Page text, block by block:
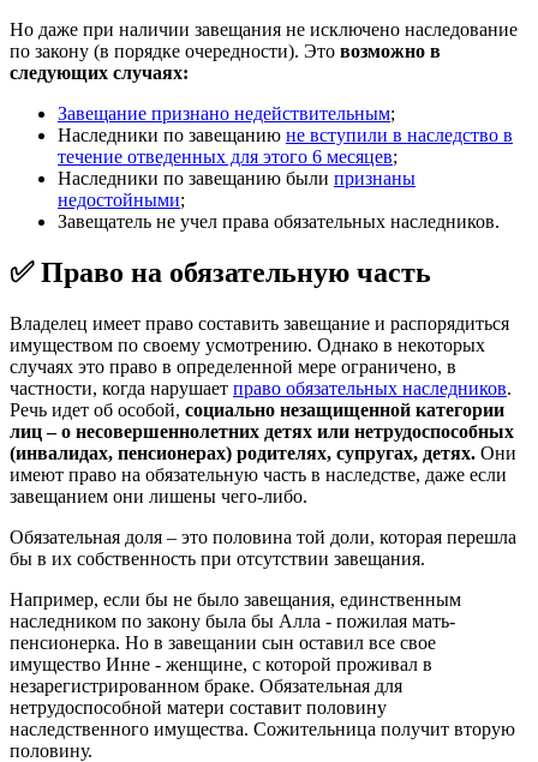
Но даже при наличии завещания не исключено наследование
по закону (в порядке очередности). Это возможно в
следующих случаях:
Завещание признано недействительным;
Наследники по завещанию не вступили в наследство в
течение отведенных для этого 6 месяцев;
Наследники по завещанию были признаны
недостойными;
Завещатель не учел права обязательных наследников.
✅ Право на обязательную часть
Владелец имеет право составить завещание и распорядиться
имуществом по своему усмотрению. Однако в некоторых
случаях это право в определенной мере ограничено, в
частности, когда нарушает право обязательных наследников.
Речь идет об особой, социально незащищенной категории
лиц – о несовершеннолетних детях или нетрудоспособных
(инвалидах, пенсионерах) родителях, супругах, детях. Они
имеют право на обязательную часть в наследстве, даже если
завещанием они лишены чего-либо.
Обязательная доля – это половина той доли, которая перешла
бы в их собственность при отсутствии завещания.
Например, если бы не было завещания, единственным
наследником по закону была бы Алла - пожилая мать-
пенсионерка. Но в завещании сын оставил все свое
имущество Инне - женщине, с которой проживал в
незарегистрированном браке. Обязательная для
нетрудоспособной матери составит половину
наследственного имущества. Сожительница получит вторую
половину.